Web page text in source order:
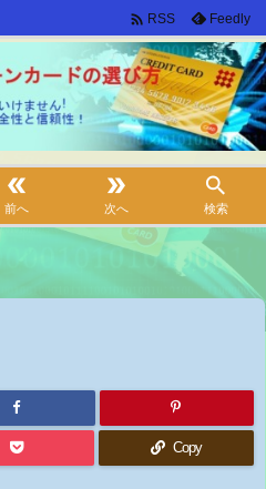

前へ

次へ

検索
 RSS Feedly
Copy